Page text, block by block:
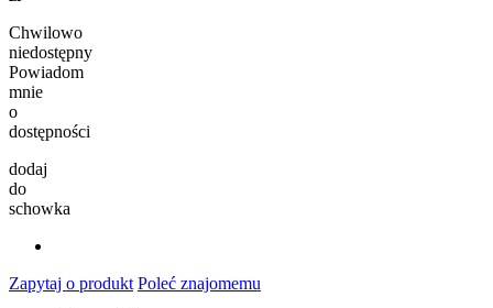
Chwilowo
niedostępny
Powiadom
mnie
o
dostępności
dodaj
do
schowka
Zapytaj o produkt Poleć znajomemu